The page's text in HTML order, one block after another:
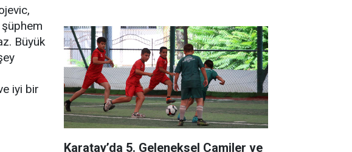
şüphem
Büyük
iyi bir
Karatay’da 5. Geleneksel Camiler ve